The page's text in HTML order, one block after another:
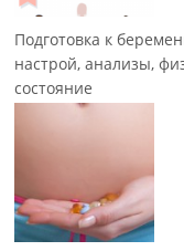
Подготовка к
настрой, анализы,
состояние